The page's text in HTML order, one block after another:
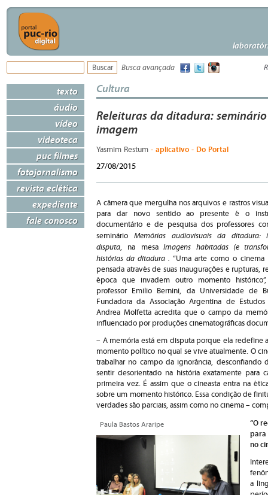
Busca avançada
texto
áudio
vídeo
videoteca
puc filmes
fotojornalismo
revista eclética
expediente
fale conosco
Cultura
Releituras da ditadura:
imagem
Yasmim Restum - aplicativo - Do Portal
27/08/2015
A câmera que mergulha nos arquivos e rastros
para dar novo sentido ao presente é o
documentário e de pesquisa dos professores
seminárioMemórias audiovisuais da ditadura:
disputa, na mesaImagens habitadas (e
histórias da ditadura . “Uma arte como o
pensada através de suas inaugurações e rupturas,
época que invadem outro momento
professor Emilio Bernini, da Universidade de
Fundadora da Associação Argentina de
Andrea Molfetta acredita que o campo da
influenciado por produções cinematográficas
– A memória está em disputa porque ela redefine
momento político no qual se vive atualmente. O
trabalhar no campo da ignorância, desconfiando
sentir desorientado na história exatamente para
primeira vez. É assim que o cineasta entra na
sobre um momento histórico. Essa condição de
verdades são parciais, assim como no cinema –
Paula Bastos Araripe
“O
no
a